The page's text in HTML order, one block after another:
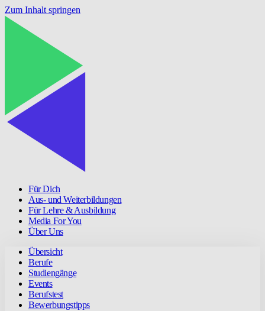
Zum Inhalt springen
Für Dich
Aus- und Weiterbildungen
Für Lehre & Ausbildung
Media For You
Über Uns
Übersicht
Berufe
Studiengänge
Events
Berufstest
Bewerbungstipps